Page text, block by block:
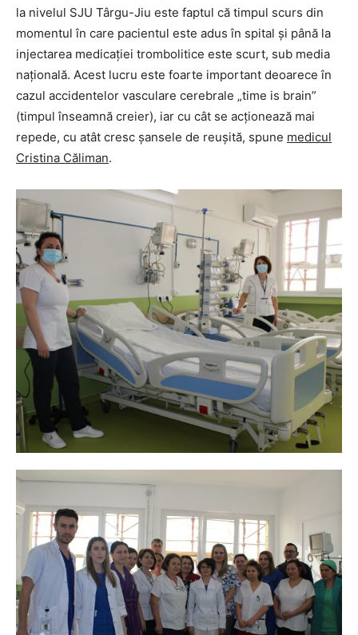
la nivelul SJU Târgu-Jiu este faptul că timpul scurs din
momentul în care pacientul este adus în spital și până la
injectarea medicației trombolitice este scurt, sub media
națională. Acest lucru este foarte important deoarece în
cazul accidentelor vasculare cerebrale „time is brain”
(timpul înseamnă creier), iar cu cât se acționează mai
repede, cu atât cresc șansele de reușită, spune medicul
Cristina Căliman.